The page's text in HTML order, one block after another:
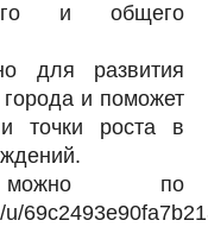
и общего
для развития
и поможет
точки роста в
по